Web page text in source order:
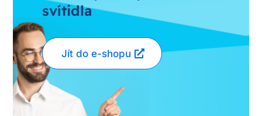
svítidla
Jít do e-shopu